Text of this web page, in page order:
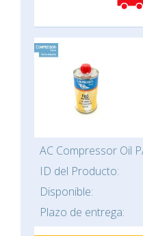
AC Compressor Oil
ID del Producto:
Disponible:
Plazo de entrega: